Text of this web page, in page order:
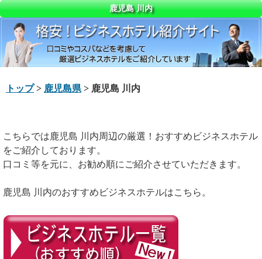
鹿児島 川内
トップ> 鹿児島県 > 鹿児島 川内
こちらでは鹿児島 川内周辺の厳選！おすすめビジネスホテル
をご紹介しております。
口コミ等を元に、お勧め順にご紹介させていただきます。
鹿児島 川内のおすすめビジネスホテルはこちら。